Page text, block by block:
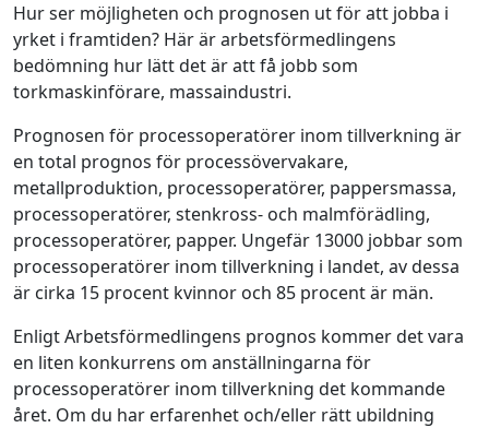
Hur ser möjligheten och prognosen ut för att jobba i
yrket i framtiden? Här är arbetsförmedlingens
bedömning hur lätt det är att få jobb som
torkmaskinförare, massaindustri.
Prognosen för processoperatörer inom tillverkning är
en total prognos för processövervakare,
metallproduktion, processoperatörer, pappersmassa,
processoperatörer, stenkross- och malmförädling,
processoperatörer, papper. Ungefär 13000 jobbar som
processoperatörer inom tillverkning i landet, av dessa
är cirka 15 procent kvinnor och 85 procent är män.
Enligt Arbetsförmedlingens prognos kommer det vara
en liten konkurrens om anställningarna för
processoperatörer inom tillverkning det kommande
året. Om du har erfarenhet och/eller rätt ubildning